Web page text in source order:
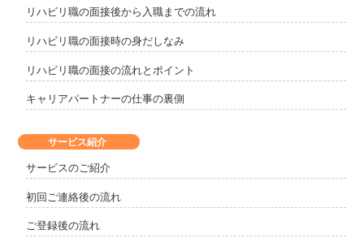
サービス紹介
サービスのご紹介
初回ご連絡後の流れ
ご登録後の流れ
リハビリ職の面接後から入職までの流れ
リハビリ職の面接時の身だしなみ
リハビリ職の面接の流れとポイント
キャリアパートナーの仕事の裏側